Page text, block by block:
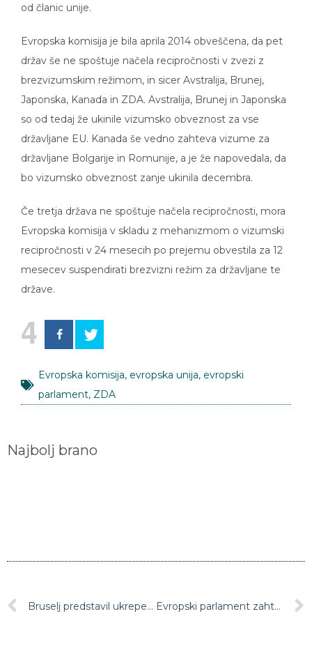
od članic unije.
Evropska komisija je bila aprila 2014 obveščena, da pet
držav še ne spoštuje načela recipročnosti v zvezi z
brezvizumskim režimom, in sicer Avstralija, Brunej,
Japonska, Kanada in ZDA. Avstralija, Brunej in Japonska
so od tedaj že ukinile vizumsko obveznost za vse
državljane EU. Kanada še vedno zahteva vizume za
državljane Bolgarije in Romunije, a je že napovedala, da
bo vizumsko obveznost zanje ukinila decembra.
Če tretja država ne spoštuje načela recipročnosti, mora
Evropska komisija v skladu z mehanizmom o vizumski
recipročnosti v 24 mesecih po prejemu obvestila za 12
mesecev suspendirati brezvizni režim za državljane te
države.
4
Evropska komisija, evropska unija, evropski
parlament, ZDA
Najbolj brano
Bruselj predstavil ukrepe za učinkovitejše vračanje nezakonitih migrantov Evropski parlament zahteva začasno uvedbo vizumov za ameriške državljane